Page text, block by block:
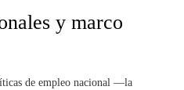
y marco
de empleo nacional —la